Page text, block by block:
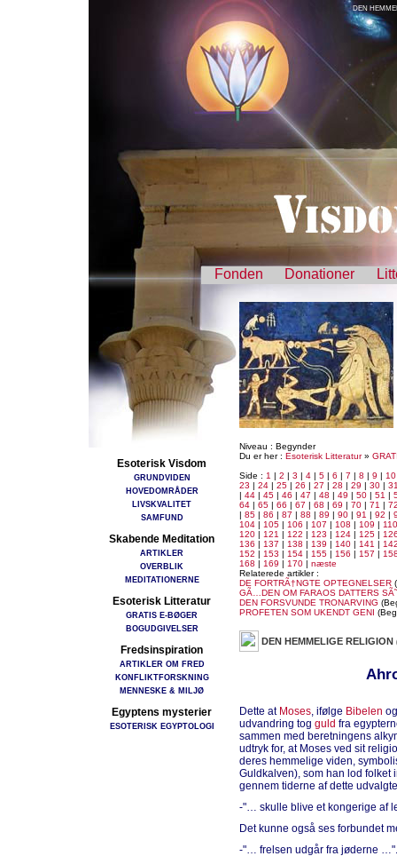
DEN
Fonden Donationer
Esoterisk Visdom
GRUNDVIDEN
HOVEDOMRÅDER
LIVSKVALITET
SAMFUND
Skabende Meditation
ARTIKLER
OVERBLIK
MEDITATIONERNE
Esoterisk Litteratur
GRATIS E-BØGER
BOGUDGIVELSER
Fredsinspiration
ARTIKLER OM FRED
KONFLIKTFORSKNING
MENNESKE & MILJØ
Egyptens mysterier
ESOTERISK EGYPTOLOGI
Niveau : Begynder
Du er her : Esoterisk Litteratur»
Side : 1 | 2 | 3 | 4 | 5 | 6 | 7 | 8 | 9 | 10
23 | 24 | 25 | 26 | 27 | 28 | 29 | 30 |
| 44 | 45 | 46 | 47 | 48 | 49 | 50 | 51 |
64 | 65 | 66 | 67 | 68 | 69 | 70 | 71 |
| 85 | 86 | 87 | 88 | 89 | 90 | 91 | 92 |
104 | 105 | 106 | 107 | 108 | 109 | 110
120 | 121 | 122 | 123 | 124 | 125 |
136 | 137 | 138 | 139 | 140 | 141 |
152 | 153 | 154 | 155 | 156 | 157 |
168 | 169 | 170 | næste
Relaterede artikler :
DE FORTRÃ†NGTE OPTEGNELSER
GÃ…DEN OM FARAOS DATTERS
DEN FORSVUNDE TRONARVING
PROFETEN SOM UKENDT GENI
DEN HEMMELIGE RELIGION
Dette at Moses, ifølge Bibelen
udvandring tog guld fra
sammen med beretningens
udtryk for, at Moses ved sit
deres hemmelige viden,
Guldkalven), som han lod folket
gennem tiderne af dette
-"… skulle blive et kongerige af
Det kunne også ses forbundet
-"… frelsen udgår fra jøderne …".